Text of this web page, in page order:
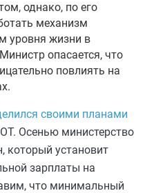
однако, по его
механизм
уровня жизни в
опасается, что
повлиять на
своими планами
Осенью министерство
который установит
зарплаты на
что минимальный